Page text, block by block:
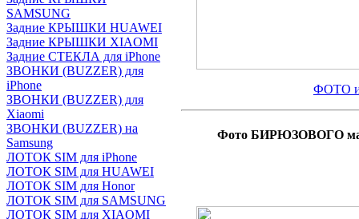
SAMSUNG
Задние КРЫШКИ HUAWEI
Задние КРЫШКИ XIAOMI
Задние СТЕКЛА для iPhone
ЗВОНКИ (BUZZER) для
iPhone
ЗВОНКИ (BUZZER) для
Xiaomi
ЗВОНКИ (BUZZER) на
Samsung
ЛОТОК SIM для iPhone
ЛОТОК SIM для HUAWEI
ЛОТОК SIM для Honor
ЛОТОК SIM для SAMSUNG
ЛОТОК SIM для XIAOMI
ФОТО
Фото БИРЮЗОВОГО